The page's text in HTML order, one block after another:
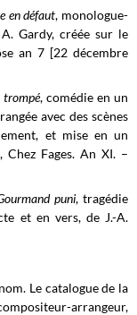
en défaut, monologue-
Gardy, créée sur le
an 7 [22 décembre
trompé, comédie en un
avec des scènes
et mise en un
Chez Fages. An XI. –
puni, tragédie
et en vers, de J.-A.
Le catalogue de la
arrangeur,